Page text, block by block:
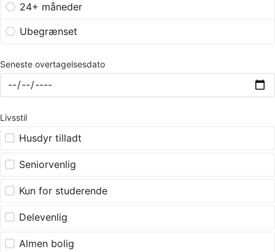
24+ måneder
Ubegrænset
Seneste overtagelsesdato
Livsstil
Husdyr tilladt
Seniorvenlig
Kun for studerende
Delevenlig
Almen bolig